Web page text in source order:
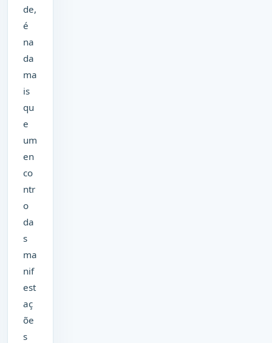
de,
é
na
da
ma
is
qu
e
um
en
co
ntr
o
da
s
ma
nif
est
aç
õe
s